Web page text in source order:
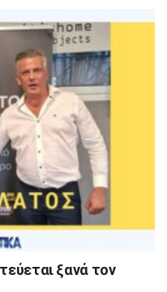
ξανά τον